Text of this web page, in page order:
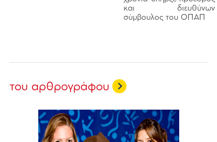
και διευθύνων
σύμβουλος του ΟΠΑΠ
του αρθρογράφου